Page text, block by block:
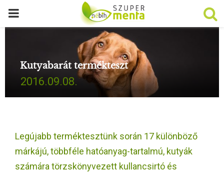
P
M
R
Kutyabarát termékteszt
2016.09.08.
Legújabb terméktesztünk során 17 különböző
márkájú, többféle hatóanyag-tartalmú, kutyák
számára törzskönyvezett kullancsirtó és